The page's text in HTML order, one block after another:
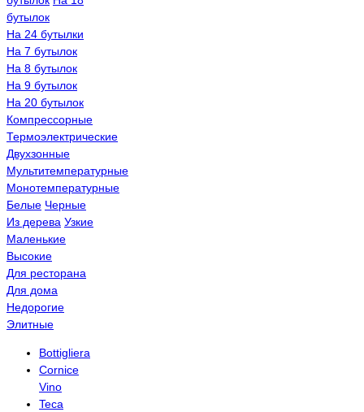
бутылок
На 24 бутылки
На 7 бутылок
На 8 бутылок
На 9 бутылок
На 20 бутылок
Компрессорные
Термоэлектрические
Двухзонные
Мультитемпературные
Монотемпературные
Белые Черные
Из дерева Узкие
Маленькие
Высокие
Для ресторана
Для дома
Недорогие
Элитные
Bottigliera
Cornice
Vino
Teca